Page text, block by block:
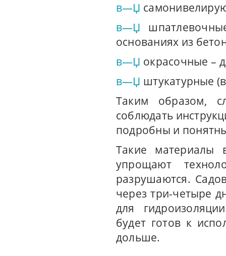
в—Џ
в—Џ
основаниях из
в—Џ окрасочные –
в—Џ штукатурные
Таким образом,
соблюдать
подробны и
Такие материалы
упрощают
разрушаются.
через три-четыре
для
будет готов к
дольше.